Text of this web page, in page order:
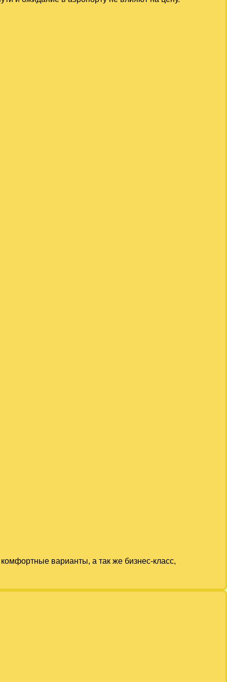
варианты, а так же бизнес-класс,